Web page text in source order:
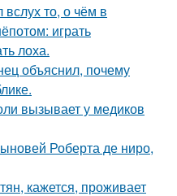
вслух то, о чём в
играть
лоха.
объяснил, почему
вызывает у медиков
Роберта де ниро,
кажется, проживает